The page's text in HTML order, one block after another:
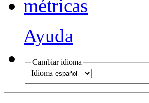
métricas
Ayuda
Cambiar idioma
Idioma